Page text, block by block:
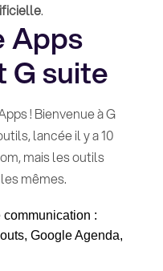
.
Apps
G suite
! Bienvenue à G
lancée il y a 10
mais les outils
mêmes.
communication :
Google Agenda,